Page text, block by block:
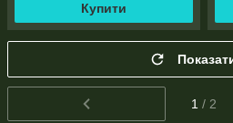
Купити
1 / 2